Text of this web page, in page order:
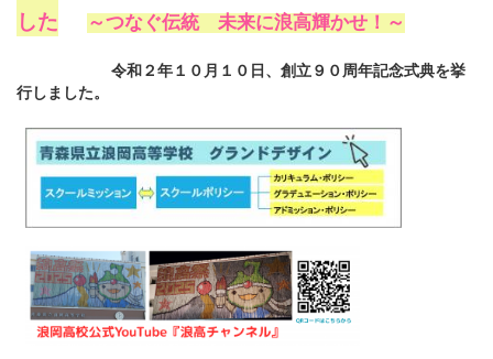
した
～つなぐ伝統 未来に浪高輝かせ！～
令和２年１０月１０日、創立９０周年記念式典を挙
行しました。